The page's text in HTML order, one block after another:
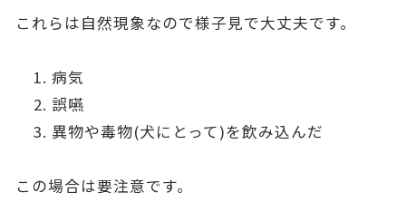
これらは自然現象なので様子見で大丈夫です。
病気
誤嚥
異物や毒物(犬にとって)を飲み込んだ
この場合は要注意です。